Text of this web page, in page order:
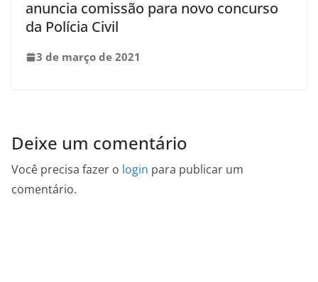
anuncia comissão para novo concurso
da Polícia Civil
3 de março de 2021
Deixe um comentário
Você precisa fazer o login para publicar um
comentário.